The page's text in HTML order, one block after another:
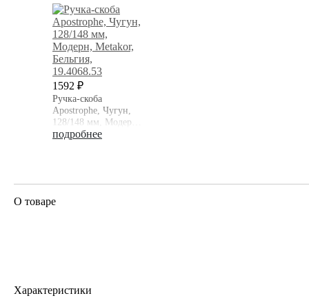
1592 ₽
Ручка-скоба
Apostrophe, Чугун,
128/148 мм, Модерн,
Metakor, Бельгия
подробнее
О товаре
Характеристики